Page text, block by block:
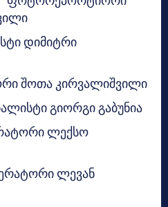
დიმიტრი
შოთა კირვალიშვილი
გიორგი გაბუნია
ლექსო
ლევან